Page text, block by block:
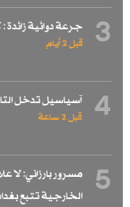
3 جرعة دوائية
قبل 2 أيام
4 آسياسيل تدخل
قبل 2 ساعة
5
مسرور بارزاني: لا
الخارجية تتبع